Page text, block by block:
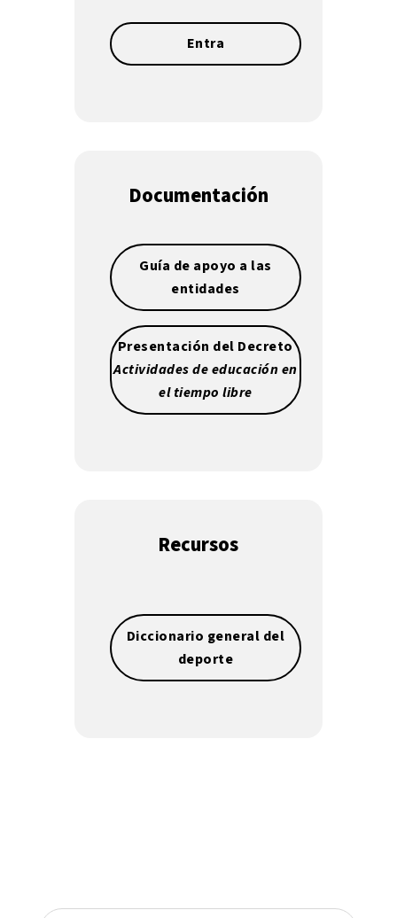
Entra
Documentación
Guía de apoyo a las
entidades
Presentación del Decreto
Actividades de educación en
el tiempo libre
Recursos
Diccionario general del
deporte